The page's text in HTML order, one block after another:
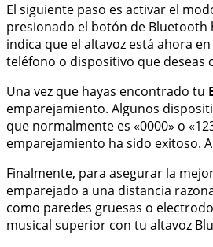
El siguiente paso es activar el
presionado el botón de Bluetooth
indica que el altavoz está ahora
teléfono o dispositivo que deseas
Una vez que hayas encontrado tu
emparejamiento. Algunos
que normalmente es «0000» o
emparejamiento ha sido exitoso.
Finalmente, para asegurar la
emparejado a una distancia
como paredes gruesas o
musical superior con tu altavoz